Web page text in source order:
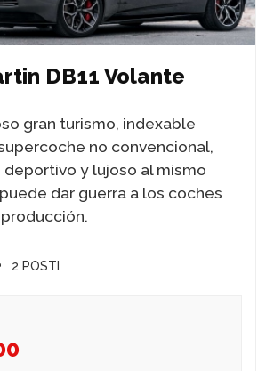
DB11 Volante
gran turismo, indexable
no convencional,
deportivo y lujoso al mismo
dar guerra a los coches
2 POSTI